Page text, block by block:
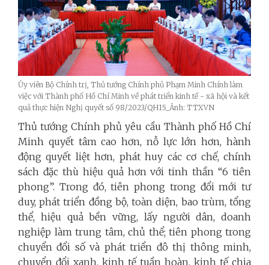
Ủy viên Bộ Chính trị, Thủ tướng Chính phủ Phạm Minh Chính làm
việc với Thành phố Hồ Chí Minh về phát triển kinh tế - xã hội và kết
quả thực hiện Nghị quyết số 98/2023/QH15_Ảnh: TTXVN
Thủ tướng Chính phủ yêu cầu Thành phố Hồ Chí
Minh quyết tâm cao hơn, nỗ lực lớn hơn, hành
động quyết liệt hơn, phát huy các cơ chế, chính
sách đặc thù hiệu quả hơn với tinh thần “6 tiên
phong”. Trong đó, tiên phong trong đổi mới tư
duy, phát triển đồng bộ, toàn diện, bao trùm, tổng
thể, hiệu quả bền vững, lấy người dân, doanh
nghiệp làm trung tâm, chủ thể; tiên phong trong
chuyển đổi số và phát triển đô thị thông minh,
chuyển đổi xanh, kinh tế tuần hoàn, kinh tế chia